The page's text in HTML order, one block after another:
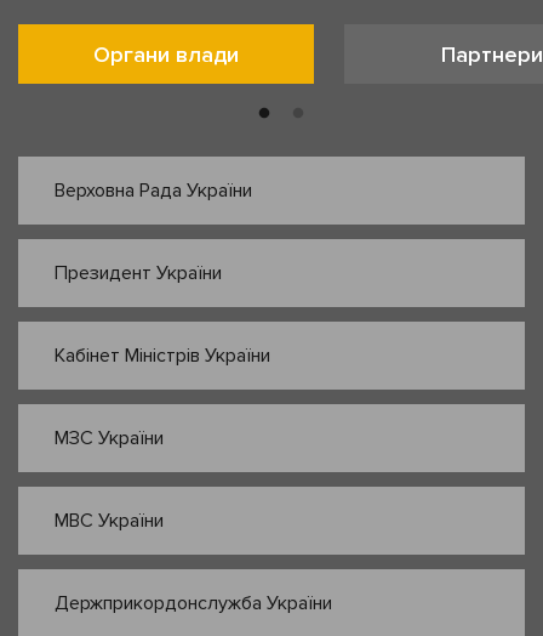
Органи влади Партнери
Верховна Рада України
Президент України
Кабінет Міністрів України
МЗС України
МВС України
Держприкордонслужба України